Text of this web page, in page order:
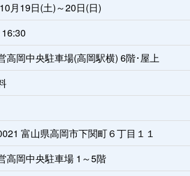
月19日(土)～20日(日)
16:30
高岡中央駐車場(高岡駅横) 6階･屋上
富山県高岡市下関町６丁目１１
高岡中央駐車場 1～5階